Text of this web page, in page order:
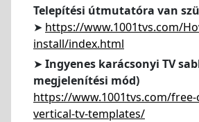
Telepítési útmutatóra van
➤ https://www.1001tvs.com/
install/index.html
➤ Ingyenes karácsonyi TV
megjelenítési mód)
https://www.1001tvs.com/
vertical-tv-templates/